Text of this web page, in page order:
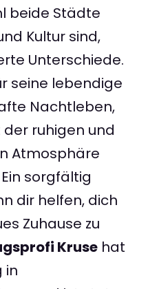
beide Städte
Kultur sind,
Unterschiede.
seine lebendige
Nachtleben,
ruhigen und
Atmosphäre
sorgfältig
dir helfen, dich
Zuhause zu
Kruse hat
in